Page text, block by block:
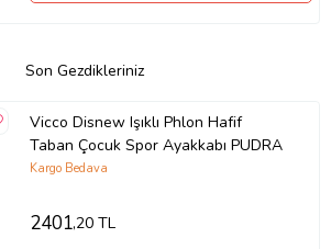
Son Gezdikleriniz
Vicco Disnew Işıklı Phlon Hafif
Taban Çocuk Spor Ayakkabı PUDRA
Kargo Bedava
2401,20 TL